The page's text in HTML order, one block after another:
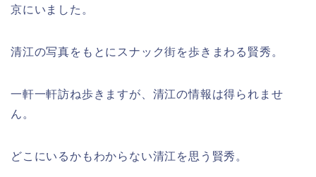
京にいました。
清江の写真をもとにスナック街を歩きまわる賢秀。
一軒一軒訪ね歩きますが、清江の情報は得られませ
ん。
どこにいるかもわからない清江を思う賢秀。